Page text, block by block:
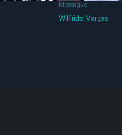
Merengue
Wilfrido Vargas